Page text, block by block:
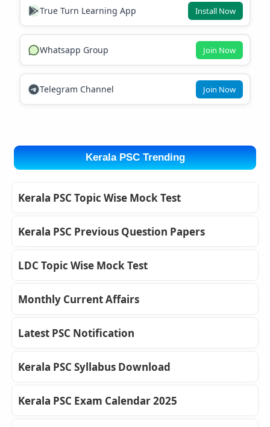
True Turn Learning App Install Now
Whatsapp Group Join Now
Telegram Channel Join Now
Kerala PSC Trending
Kerala PSC Topic Wise Mock Test
Kerala PSC Previous Question Papers
LDC Topic Wise Mock Test
Monthly Current Affairs
Latest PSC Notification
Kerala PSC Syllabus Download
Kerala PSC Exam Calendar 2025